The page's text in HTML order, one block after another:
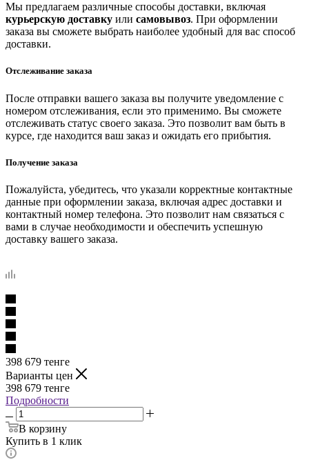
Мы предлагаем различные способы доставки, включая
курьерскую доставку или самовывоз. При оформлении
заказа вы сможете выбрать наиболее удобный для вас способ
доставки.
Отслеживание заказа
После отправки вашего заказа вы получите уведомление с
номером отслеживания, если это применимо. Вы сможете
отслеживать статус своего заказа. Это позволит вам быть в
курсе, где находится ваш заказ и ожидать его прибытия.
Получение заказа
Пожалуйста, убедитесь, что указали корректные контактные
данные при оформлении заказа, включая адрес доставки и
контактный номер телефона. Это позволит нам связаться с
вами в случае необходимости и обеспечить успешную
доставку вашего заказа.
398 679 тенге
Варианты цен
398 679 тенге
Подробности
В корзину
Купить в 1 клик